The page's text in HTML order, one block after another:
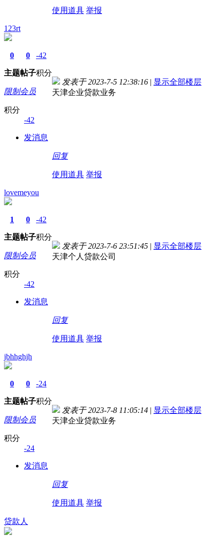
使用道具 举报
123rt
0
主题
0
帖子
-42
积分
限制会员
积分
-42
发消息
发表于 2023-7-5 12:38:16 | 显示全部楼层
天津企业贷款业务
回复
使用道具 举报
lovemeyou
1
主题
0
帖子
-42
积分
限制会员
积分
-42
发消息
发表于 2023-7-6 23:51:45 | 显示全部楼层
天津个人贷款公司
回复
使用道具 举报
jbhhghjh
0
主题
0
帖子
-24
积分
限制会员
积分
-24
发消息
发表于 2023-7-8 11:05:14 | 显示全部楼层
天津企业贷款业务
回复
使用道具 举报
贷款人